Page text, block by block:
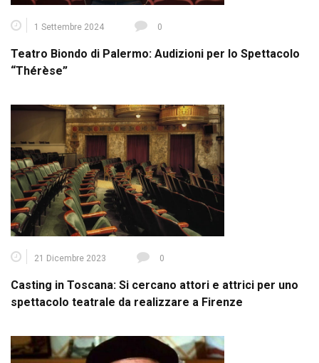
1 Settembre 2024 0
Teatro Biondo di Palermo: Audizioni per lo Spettacolo
“Thérèse”
21 Dicembre 2023 0
Casting in Toscana: Si cercano attori e attrici per uno
spettacolo teatrale da realizzare a Firenze